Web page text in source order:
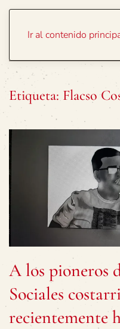
Ir al contenido
Etiqueta: Flacso
A los pioneros
Sociales
recientemente